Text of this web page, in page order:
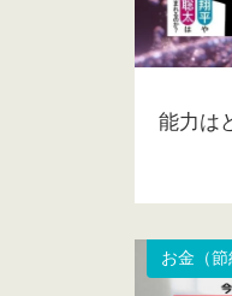
能力は
お金（節